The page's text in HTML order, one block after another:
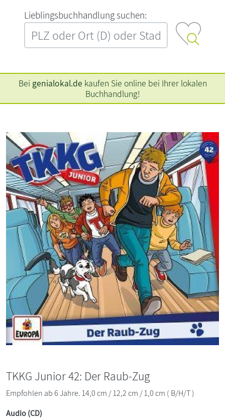
L‍i‍e‍b‍l‍i‍n‍g‍s‍b‍u‍c‍h‍h‍a‍n‍d‍l‍u‍n‍g‍ ‍s‍u‍c‍h‍e‍n‍:‍
Bei genialokal.de kaufen Sie online bei Ihrer lokalen
Buchhandlung!
TKKG Junior 42: Der Raub-Zug
Empfohlen ab 6 Jahre. 14,0 cm / 12,2 cm / 1,0 cm ( B/H/T )
Audio (CD)